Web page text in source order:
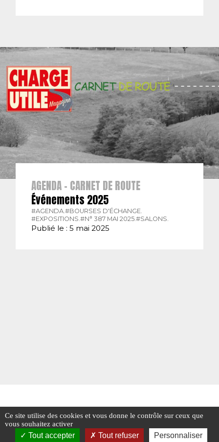
AGENDA - CARNET DE ROUTE
Événements 2025
#AGENDA. #BOURSES D'ÉCHANGE.
#EXPOSITIONS. #N° 387 MAI 2025. #SALONS.
Publié le : 5 mai 2025
Ce site utilise des cookies et vous donne le contrôle sur ceux que
vous souhaitez activer
Tout accepter Tout refuser Personnaliser